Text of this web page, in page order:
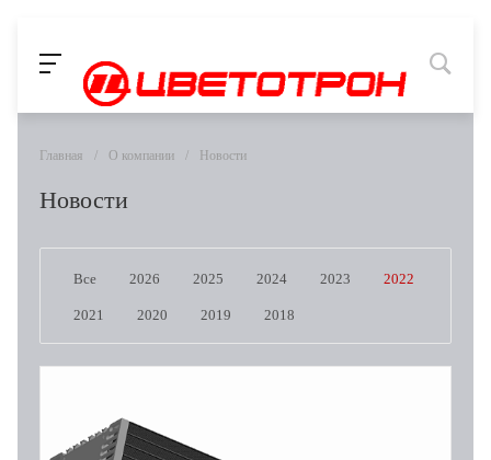
Главная / О компании / Новости
Новости
Все 2026 2025 2024 2023 2022
2021 2020 2019 2018